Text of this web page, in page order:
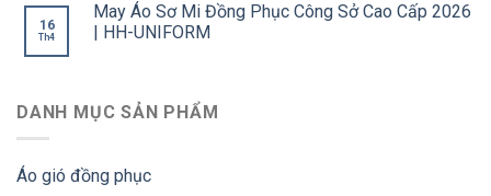
16
Th4
May Áo Sơ Mi Đồng Phục Công Sở Cao Cấp 2026
| HH-UNIFORM
DANH MỤC SẢN PHẨM
Áo gió đồng phục